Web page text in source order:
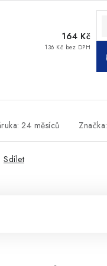
164 Kč
136 Kč bez DPH
: 24 měsíců Značka:
Sdílet